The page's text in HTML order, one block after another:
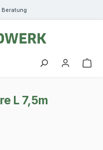
L 7,5m